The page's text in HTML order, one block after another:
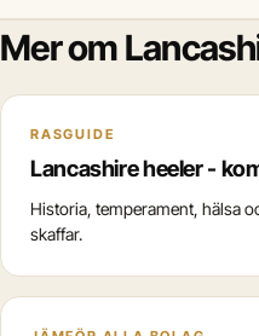
Mer om
RASGUIDE
Lancashire heeler -
Historia, temperament, hälsa
skaffar.